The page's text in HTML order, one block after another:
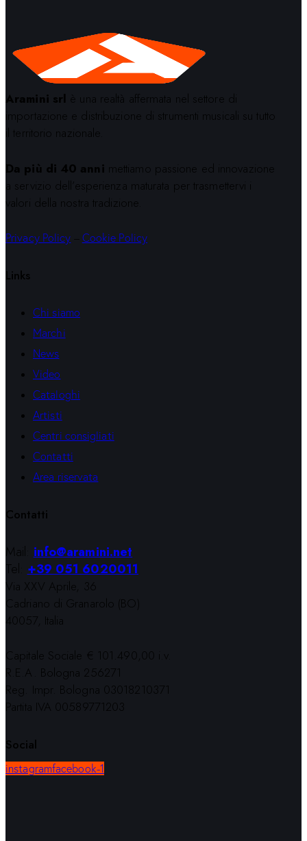
Aramini srl è una realtà affermata nel settore di
importazione e distribuzione di strumenti musicali su tutto
il territorio nazionale.
Da più di 40 anni mettiamo passione ed innovazione
a servizio dell’esperienza maturata per trasmettervi i
valori della nostra tradizione.
Privacy Policy Cookie Policy
Links
Chi siamo
Marchi
News
Video
Cataloghi
Artisti
Centri consigliati
Contatti
Area riservata
Contatti
Mail: info@aramini.net
Tel: +39 051 6020011
Via XXV Aprile, 36
Cadriano di Granarolo (BO)
40057, Italia
Capitale Sociale € 101.490,00 i.v.
R.E.A. Bologna 256271
Reg. Impr. Bologna 03018210371
Partita IVA 00589771203
Social
instagramfacebook-1